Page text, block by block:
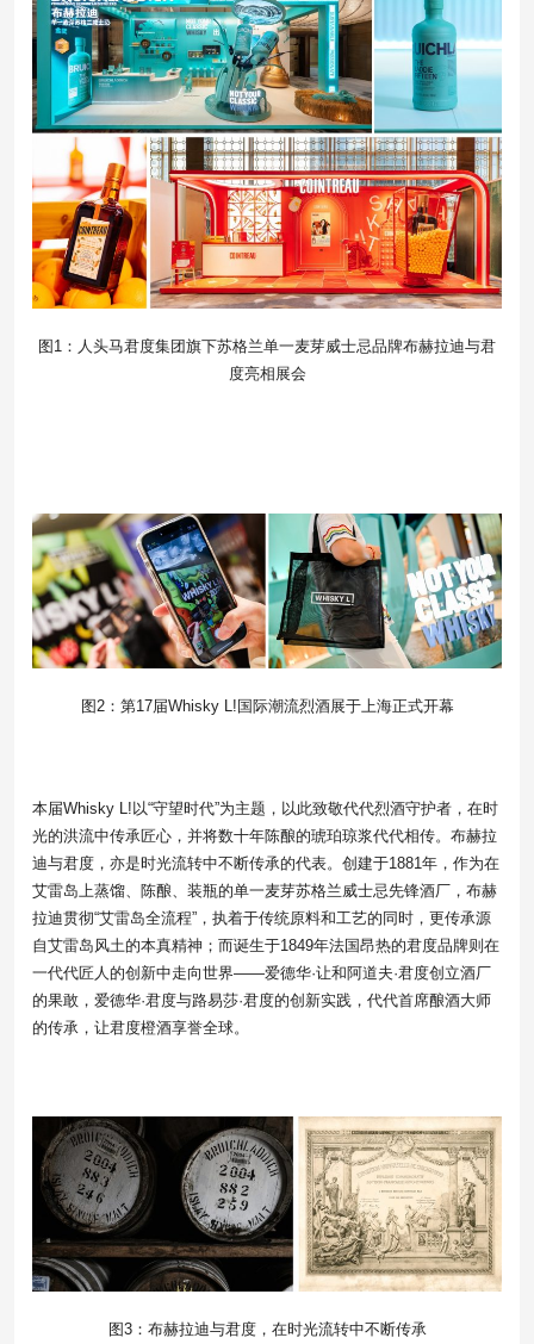
图1：人头马君度集团旗下苏格兰单一麦芽威士忌品牌布赫拉迪与君
度亮相展会
图2：第17届Whisky L!国际潮流烈酒展于上海正式开幕
本届Whisky L!以“守望时代”为主题，以此致敬代代烈酒守护者，在时
光的洪流中传承匠心，并将数十年陈酿的琥珀琼浆代代相传。布赫拉
迪与君度，亦是时光流转中不断传承的代表。创建于1881年，作为在
艾雷岛上蒸馏、陈酿、装瓶的单一麦芽苏格兰威士忌先锋酒厂，布赫
拉迪贯彻“艾雷岛全流程”，执着于传统原料和工艺的同时，更传承源
自艾雷岛风土的本真精神；而诞生于1849年法国昂热的君度品牌则在
一代代匠人的创新中走向世界——爱德华·让和阿道夫·君度创立酒厂
的果敢，爱德华·君度与路易莎·君度的创新实践，代代首席酿酒大师
的传承，让君度橙酒享誉全球。
图3：布赫拉迪与君度，在时光流转中不断传承